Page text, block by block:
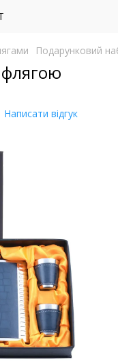
Подарунковий
Написати відгук